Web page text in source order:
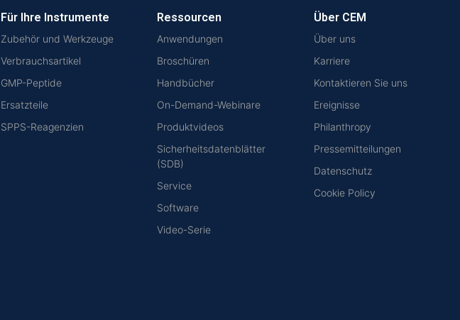
Für Ihre Instrumente
Zubehör und Werkzeuge
Verbrauchsartikel
GMP-Peptide
Ersatzteile
SPPS-Reagenzien
Ressourcen
Anwendungen
Broschüren
Handbücher
On-Demand-Webinare
Produktvideos
Sicherheitsdatenblätter
(SDB)
Service
Software
Video-Serie
Über CEM
Über uns
Karriere
Kontaktieren Sie uns
Ereignisse
Philanthropy
Pressemitteilungen
Datenschutz
Cookie Policy